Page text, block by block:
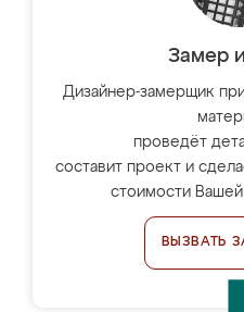
Замер
Дизайнер-замерщик
проведёт
составит проект и
стоимости
ВЫЗВАТЬ